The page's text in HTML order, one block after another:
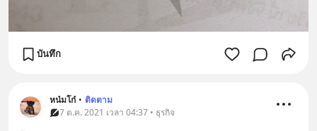
บันทึก
หน๋มโก๋ • ติดตาม
7 ต.ค. 2021 เวลา 04:37 • ธุรกิจ